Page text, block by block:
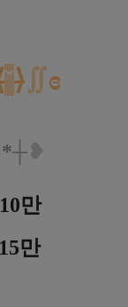
ˇ⟩ ∬ɞ
*┼❥
10만
15만